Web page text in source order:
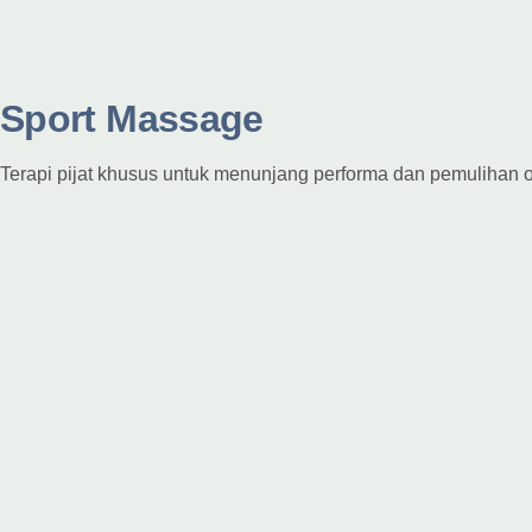
Sport Massage
Terapi pijat khusus untuk menunjang performa dan pemulihan